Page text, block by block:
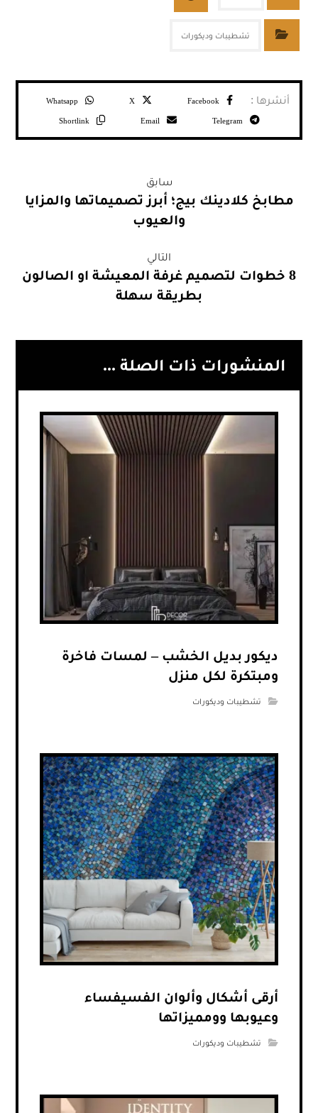
تشطيبات وديكورات
Facebook
X
Whatsapp
Telegram
Email
Shortlink
سابق
مطابخ كلادينك بيج؛ أبرز تصميماتها والمزايا
والعيوب
التالي
8 خطوات لتصميم غرفة المعيشة او الصالون
بطريقة سهلة
المنشورات ذات الصلة ...
ديكور بديل الخشب – لمسات فاخرة
ومبتكرة لكل منزل
تشطيبات وديكورات
أرقى أشكال وألوان الفسيفساء
وعيوبها وومميزاتها
تشطيبات وديكورات